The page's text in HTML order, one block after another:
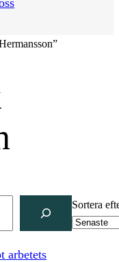
Sortera